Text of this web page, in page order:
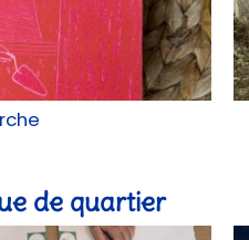
de quartier